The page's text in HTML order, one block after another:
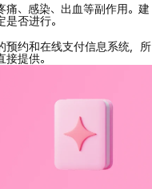
、感染、出血等副作用。建
否进行。
预约和在线支付信息系统，所
提供。